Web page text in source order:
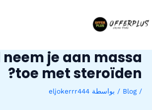
المحتوى
neem je aan massa
toe met steroïden?
/
Blog / بواسطة eljokerrr444